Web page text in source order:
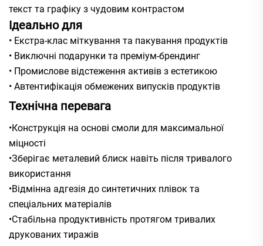
текст та графіку з чудовим контрастом
Ідеально для
• Екстра-клас міткування та пакування продуктів
• Виключні подарунки та преміум-брендинг
• Промислове відстеження активів з естетикою
• Автентифікація обмежених випусків продуктів
Технічна перевага
•Конструкція на основі смоли для максимальної
міцності
•Зберігає металевий блиск навіть після тривалого
використання
•Відмінна адгезія до синтетичних плівок та
спеціальних матеріалів
•Стабільна продуктивність протягом тривалих
друкованих тиражів